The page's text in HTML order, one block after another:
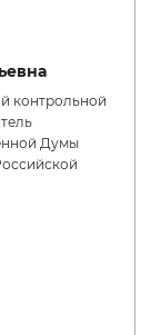
контрольной
Думы